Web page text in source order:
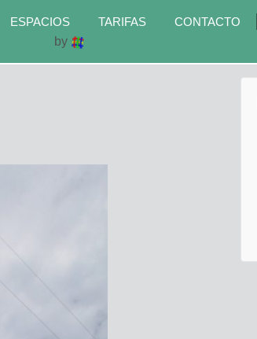
ESPACIOS TARIFAS CONTACTO
by